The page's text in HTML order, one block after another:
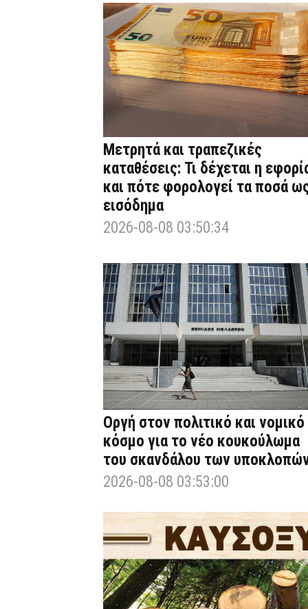
Μετρητά και τραπεζικές
καταθέσεις: Τι δέχεται η
και πότε φορολογεί τα ποσά
εισόδημα
2026-08-08 03:50:34
Οργή στον πολιτικό και νομικό
κόσμο για το νέο κουκούλωμα
του σκανδάλου των
2026-08-08 03:53:00